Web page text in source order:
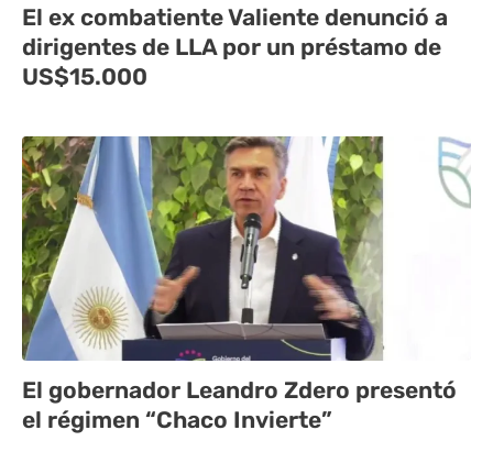
El ex combatiente Valiente denunció a
dirigentes de LLA por un préstamo de
US$15.000
El gobernador Leandro Zdero presentó
el régimen “Chaco Invierte”